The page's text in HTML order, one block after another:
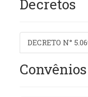
Decretos
DECRETO N°
Convênios